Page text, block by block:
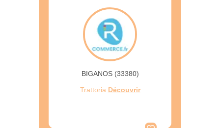
BIGANOS (33380)
Trattoria Découvrir